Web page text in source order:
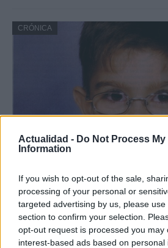
Actualidad - Do Not Process My
Information
If you wish to opt-out of the sale,
processing of your personal or
targeted advertising by us, please
section to confirm your selection.
opt-out request is processed you may
interest-based ads based on
CRÓNICA
Nuevo giro en el caso
desvelan el informe
El ‘caso Yéremi Vargas’, el niño